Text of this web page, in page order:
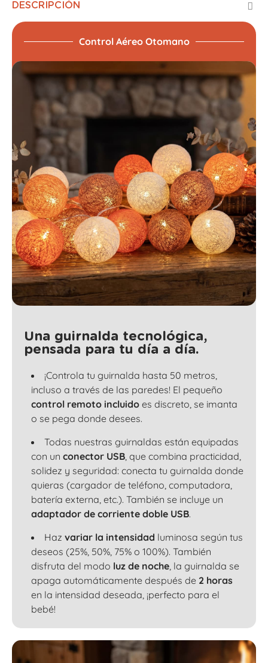
DESCRIPCIÓN
Control Aéreo Otomano
Una guirnalda tecnológica,
pensada para tu día a día.
¡Controla tu guirnalda hasta 50 metros,
incluso a través de las paredes! El pequeño
control remoto incluido es discreto, se imanta
o se pega donde desees.
Todas nuestras guirnaldas están equipadas
con un conector USB, que combina practicidad,
solidez y seguridad: conecta tu guirnalda donde
quieras (cargador de teléfono, computadora,
batería externa, etc.). También se incluye un
adaptador de corriente doble USB.
Haz variar la intensidad luminosa según tus
deseos (25%, 50%, 75% o 100%). También
disfruta del modo luz de noche, la guirnalda se
apaga automáticamente después de 2 horas
en la intensidad deseada, ¡perfecto para el
bebé!